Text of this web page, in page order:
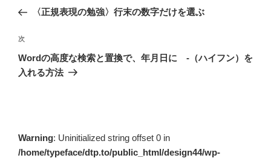
ナ
ビ
ゲ
ー
の
稿
〈正規表現の勉強〉行末の数字だけを選ぶ
次
の
投
次
Wordの高度な検索と置換で、年月日に -（ハイフン）を
入れる方法
Warning: Uninitialized string offset 0 in
/home/typeface/dtp.to/public_html/design44/wp-